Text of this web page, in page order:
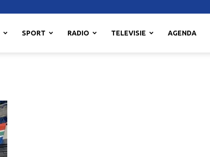
SPORT RADIO TELEVISIE AGENDA